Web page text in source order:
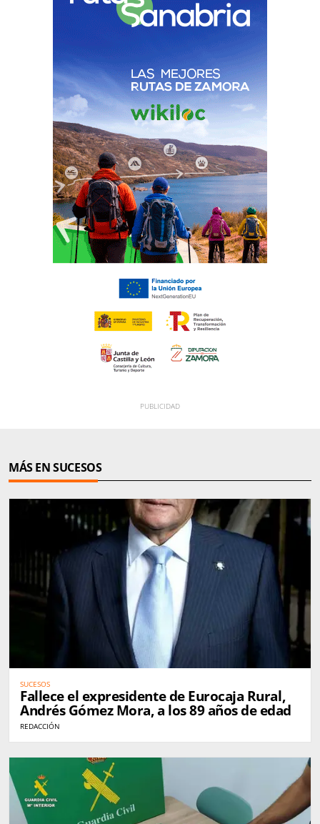
MÁS EN SUCESOS
SUCESOS
Fallece el expresidente de Eurocaja Rural,
Andrés Gómez Mora, a los 89 años de edad
REDACCIÓN